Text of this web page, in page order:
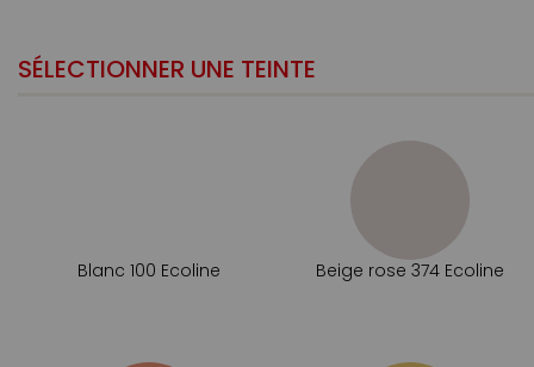
SÉLECTIONNER UNE TEINTE
Blanc 100 Ecoline Beige rose 374 Ecoline